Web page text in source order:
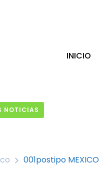
INICIO
NOTICIAS
001postipo MEXICO